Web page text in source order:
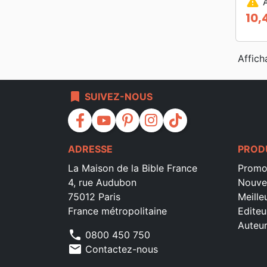
Prix
bookmark SUIVEZ-NOUS
facebook youtube pinterest instagram tiktok
ADRESSE
La Maison de la Bible France
4, rue Audubon
75012 Paris
France métropolitaine
phone 0800 450 750
mail Contactez-nous